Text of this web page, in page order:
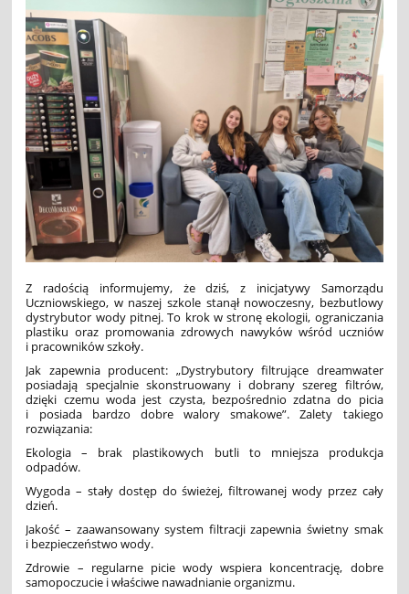
Z radością informujemy, że dziś, z inicjatywy Samorządu
Uczniowskiego, w naszej szkole stanął nowoczesny, bezbutlowy
dystrybutor wody pitnej. To krok w stronę ekologii, ograniczania
plastiku oraz promowania zdrowych nawyków wśród uczniów
i pracowników szkoły.
Jak zapewnia producent: „Dystrybutory filtrujące dreamwater
posiadają specjalnie skonstruowany i dobrany szereg filtrów,
dzięki czemu woda jest czysta, bezpośrednio zdatna do picia
i posiada bardzo dobre walory smakowe”. Zalety takiego
rozwiązania:
Ekologia – brak plastikowych butli to mniejsza produkcja
odpadów.
Wygoda – stały dostęp do świeżej, filtrowanej wody przez cały
dzień.
Jakość – zaawansowany system filtracji zapewnia świetny smak
i bezpieczeństwo wody.
Zdrowie – regularne picie wody wspiera koncentrację, dobre
samopoczucie i właściwe nawadnianie organizmu.